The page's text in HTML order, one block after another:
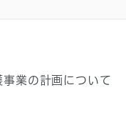
業の計画について